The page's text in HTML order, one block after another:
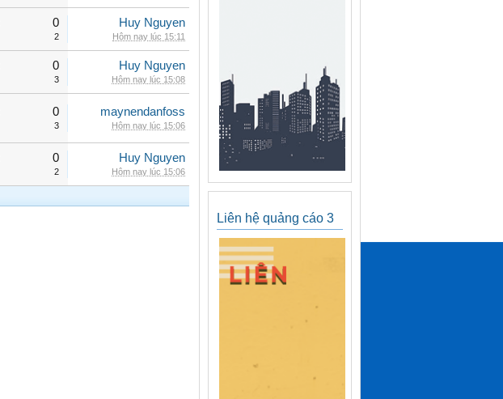
0
2
Huy Nguyen
Hôm nay lúc 15:11
0
3
Huy Nguyen
Hôm nay lúc 15:08
0
3
maynendanfoss
Hôm nay lúc 15:06
0
2
Huy Nguyen
Hôm nay lúc 15:06
Liên hệ quảng cáo 3